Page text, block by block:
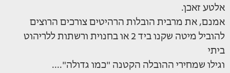
אלטע זאכן.
אמנם, את מרבית הובלות הרהיטים צורכים הרוצים
להוביל מיטה שקנו ביד 2 או בחנוית ורשתות ללריהוט
ביתי
וגילו שמחירי ההובלה הקטנה "כמו גדולה"....